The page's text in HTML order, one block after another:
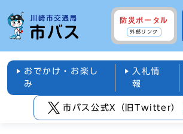
防災ポータル
外部リンク
おでかけ・お楽し
み
入札情
報
市バス公式X（旧Twitter）